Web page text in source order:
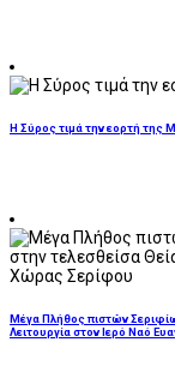
Η Σύρος τιμά την εορτή
Μέγα Πλήθος πιστών
Λειτουργία στον Ιερό Ναό